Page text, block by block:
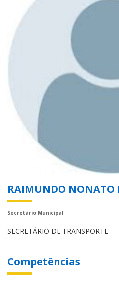
RAIMUNDO NONATO
Secretário Municipal
SECRETÁRIO DE TRANSPORTE
Competências